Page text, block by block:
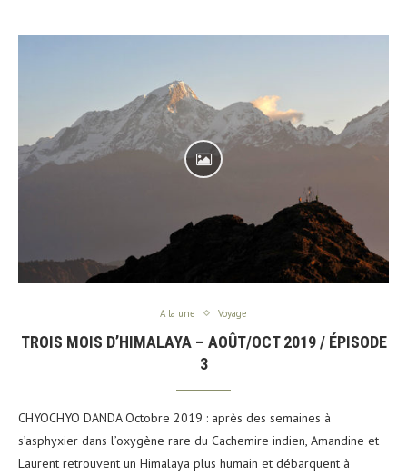
A la une Voyage
TROIS MOIS D’HIMALAYA – AOÛT/OCT 2019 / ÉPISODE
3
CHYOCHYO DANDA Octobre 2019 : après des semaines à
s’asphyxier dans l’oxygène rare du Cachemire indien, Amandine et
Laurent retrouvent un Himalaya plus humain et débarquent à